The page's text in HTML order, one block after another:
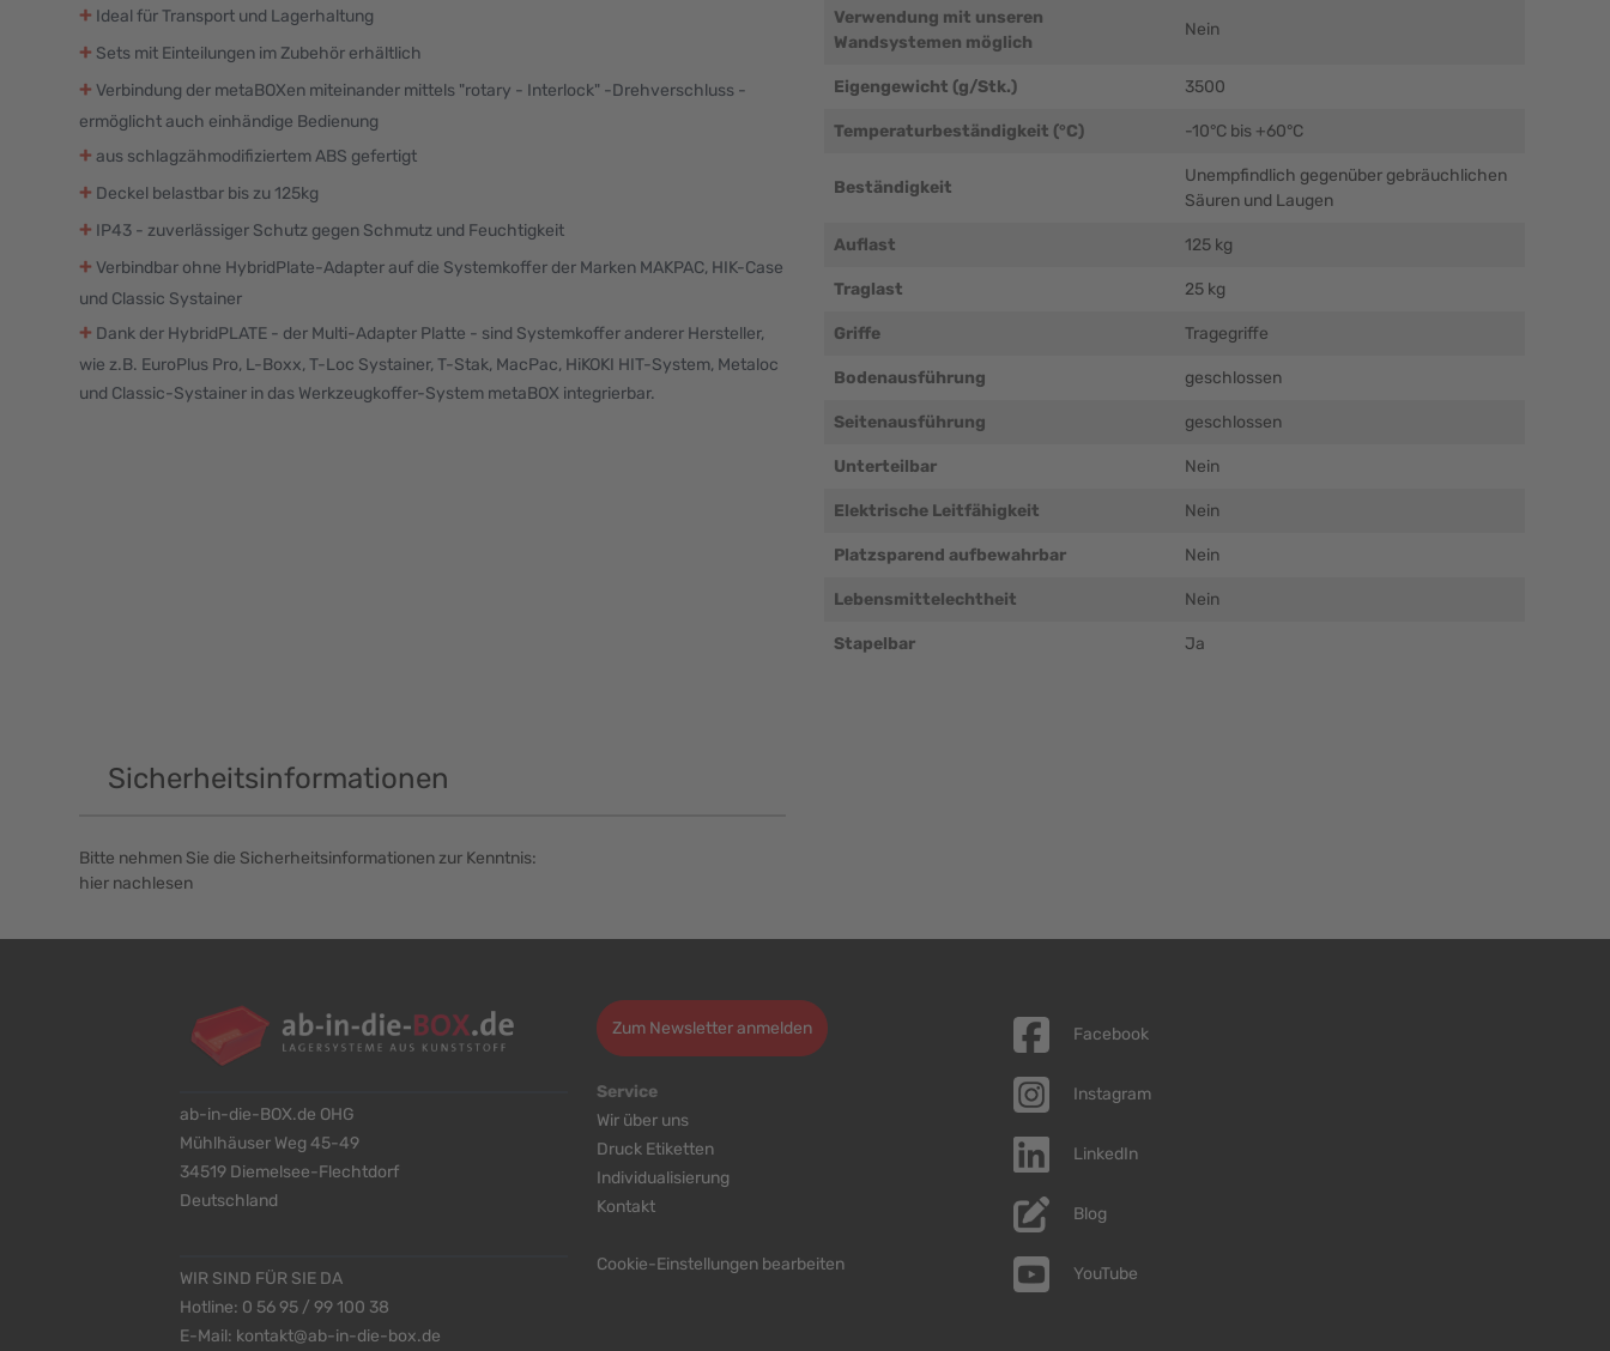
+ Ideal für Transport und Lagerhaltung
+ Sets mit Einteilungen im Zubehör erhältlich
+ Verbindung der metaBOXen miteinander mittels "rotary - Interlock" -Drehverschluss -
ermöglicht auch einhändige Bedienung
+ aus schlagzähmodifiziertem ABS gefertigt
+ Deckel belastbar bis zu 125kg
+ IP43 - zuverlässiger Schutz gegen Schmutz und Feuchtigkeit
+ Verbindbar ohne HybridPlate-Adapter auf die Systemkoffer der Marken MAKPAC, HIK-Case
und Classic Systainer
+ Dank der HybridPLATE - der Multi-Adapter Platte - sind Systemkoffer anderer Hersteller,
wie z.B. EuroPlus Pro, L-Boxx, T-Loc Systainer, T-Stak, MacPac, HiKOKI HIT-System, Metaloc
und Classic-Systainer in das Werkzeugkoffer-System metaBOX integrierbar.
Verwendung mit unseren
Wandsystemen möglich
Nein
Eigengewicht (g/Stk.) 3500
Temperaturbeständigkeit (°C) -10°C bis +60°C
Beständigkeit
Unempfindlich gegenüber gebräuchlichen
Säuren und Laugen
Auflast 125 kg
Traglast 25 kg
Griffe Tragegriffe
Bodenausführung geschlossen
Seitenausführung geschlossen
Unterteilbar Nein
Elektrische Leitfähigkeit Nein
Platzsparend aufbewahrbar Nein
Lebensmittelechtheit Nein
Stapelbar Ja
Sicherheitsinformationen
Bitte nehmen Sie die Sicherheitsinformationen zur Kenntnis:
hier nachlesen
ab-in-die-BOX.de OHG
Mühlhäuser Weg 45-49
34519 Diemelsee-Flechtdorf
Deutschland
WIR SIND FÜR SIE DA
Hotline: 0 56 95 / 99 100 38
E-Mail: kontakt@ab-in-die-box.de
Zum Newsletter anmelden
Service
Wir über uns
Druck Etiketten
Individualisierung
Kontakt
Cookie-Einstellungen bearbeiten
Facebook
Instagram
LinkedIn
Blog
YouTube